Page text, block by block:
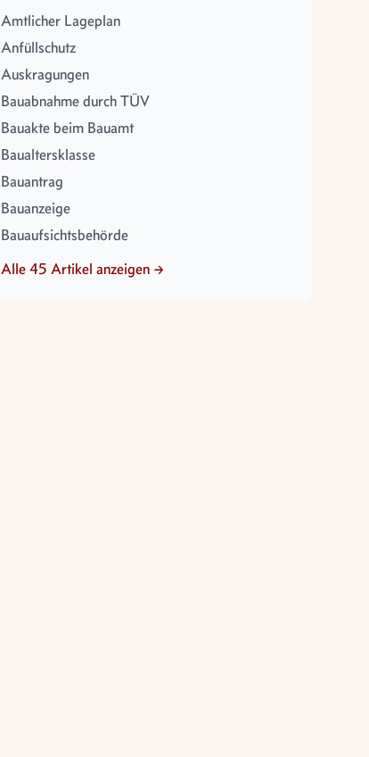
Amtlicher Lageplan
Anfüllschutz
Auskragungen
Bauabnahme durch TÜV
Bauakte beim Bauamt
Baualtersklasse
Bauantrag
Bauanzeige
Bauaufsichtsbehörde
Alle 45 Artikel anzeigen →